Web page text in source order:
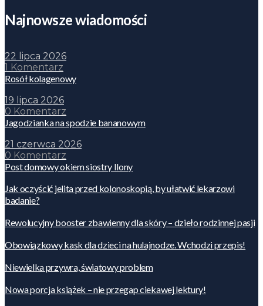
Najnowsze wiadomości
22 lipca 2026
1 Komentarz
Rosół kolagenowy
19 lipca 2026
0 Komentarz
Jagodzianka na spodzie bananowym
21 czerwca 2026
0 Komentarz
Post domowy okiem siostry Ilony
Jak oczyścić jelita przed kolonoskopią, by ułatwić lekarzowi
badanie?
Rewolucyjny booster zbawienny dla skóry – dzieło rodzinnej pasji
Obowiązkowy kask dla dzieci na hulajnodze. Wchodzi przepis!
Niewielka przywra, światowy problem
Nowa porcja książek – nie przegap ciekawej lektury!